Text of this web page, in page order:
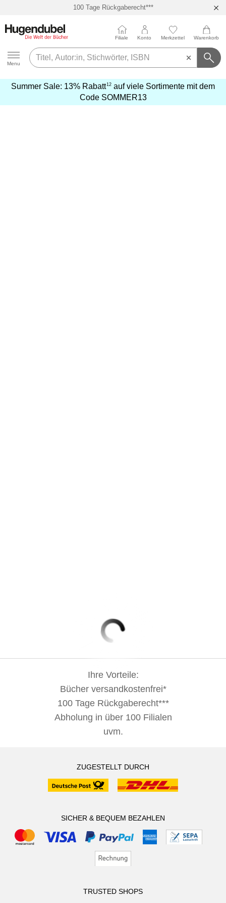
100 Tage Rückgaberecht***
Hugendubel
Menu
Filiale Konto Merkzettel Warenkorb
Summer Sale: 13% Rabatt12 auf viele Sortimente mit dem
Code SOMMER13
erfahren
Ihre Vorteile:
Bücher versandkostenfrei*
100 Tage Rückgaberecht***
Abholung in über 100 Filialen
uvm.
ZUGESTELLT DURCH
SICHER & BEQUEM BEZAHLEN
TRUSTED SHOPS